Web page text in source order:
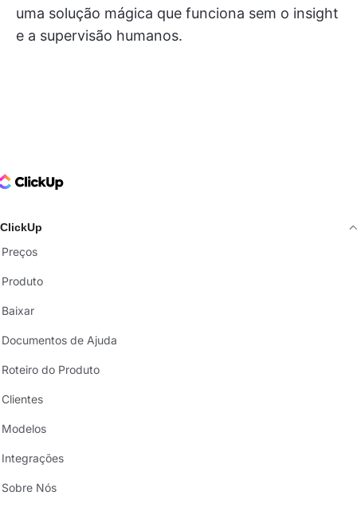
uma solução mágica que funciona sem o insight
e a supervisão humanos.
Logo
ClickUp
Preços
Produto
Baixar
Documentos de Ajuda
Roteiro do Produto
Clientes
Modelos
Integrações
Sobre Nós